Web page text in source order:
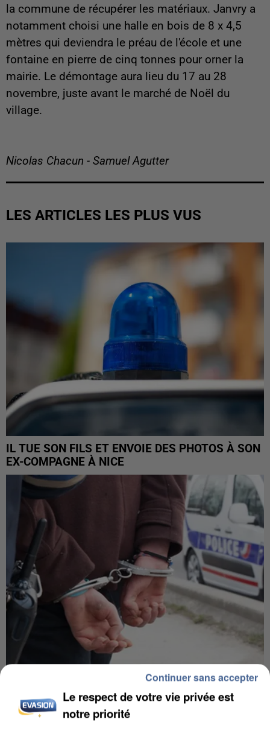
la commune de récupérer les matériaux. Janvry a
notamment choisi une halle en bois de 8 x 4,5
mètres qui deviendra le préau de l'école et une
fontaine en pierre de cinq tonnes pour orner la
mairie. Le démontage aura lieu du 17 au 28
novembre, juste avant le marché de Noël du
village.
Nicolas Chacun - Samuel Agutter
LES ARTICLES LES PLUS VUS
IL TUE SON FILS ET ENVOIE DES PHOTOS À SON
EX-COMPAGNE À NICE
L’UN DES FONDATEURS SUPPOSÉS DE LA DZ
MAFIA INTERPELLÉ EN ALGÉRIE
Le respect de votre vie privée est
notre priorité
Continuer sans accepter